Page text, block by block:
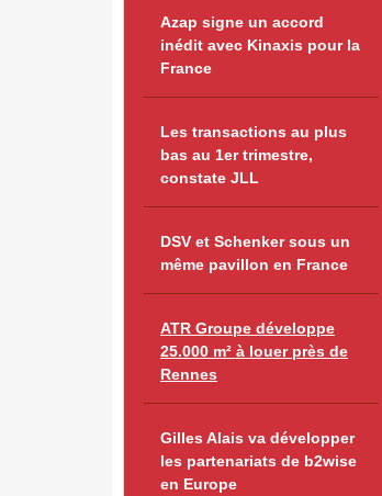
Azap signe un accord
inédit avec Kinaxis pour la
France
Les transactions au plus
bas au 1er trimestre,
constate JLL
DSV et Schenker sous un
même pavillon en France
ATR Groupe développe
25.000 m² à louer près de
Rennes
Gilles Alais va développer
les partenariats de b2wise
en Europe